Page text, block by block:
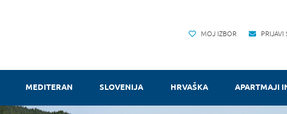
MOJ IZBOR PRIJAVI
MEDITERAN SLOVENIJA HRVAŠKA APARTMAJI